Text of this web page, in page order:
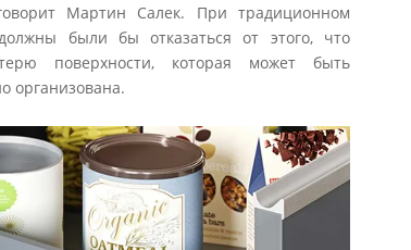
Мартин Салек. При традиционном
были бы отказаться от этого, что
поверхности, которая может быть
организована.